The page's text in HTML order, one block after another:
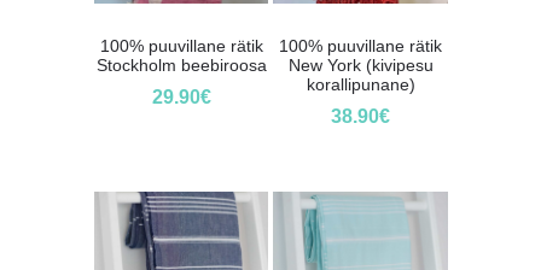
100% puuvillane rätik
Stockholm beebiroosa
29.90€
100% puuvillane rätik
New York (kivipesu
korallipunane)
38.90€